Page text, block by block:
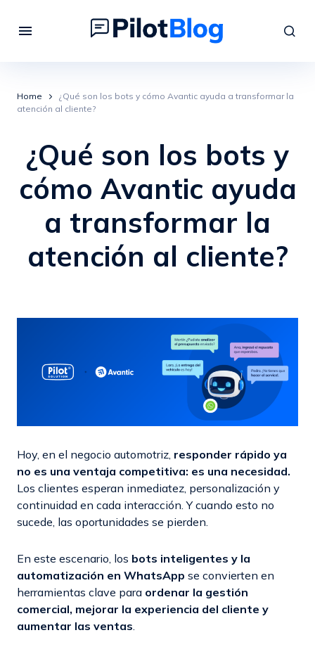
Home
¿Qué son los bots y cómo Avantic ayuda a transformar la
atención al cliente?
¿Qué son los bots y
cómo Avantic ayuda
a transformar la
atención al cliente?
Hoy, en el negocio automotriz, responder rápido ya
no es una ventaja competitiva: es una necesidad.
Los clientes esperan inmediatez, personalización y
continuidad en cada interacción. Y cuando esto no
sucede, las oportunidades se pierden.
En este escenario, los bots inteligentes y la
automatización en WhatsApp se convierten en
herramientas clave para ordenar la gestión
comercial, mejorar la experiencia del cliente y
aumentar las ventas